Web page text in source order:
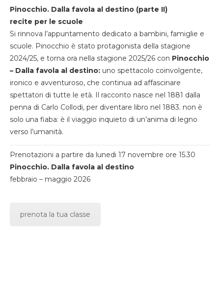
Pinocchio. Dalla favola al destino (parte II)
recite per le scuole
Si rinnova l’appuntamento dedicato a bambini, famiglie e
scuole. Pinocchio è stato protagonista della stagione
2024/25, e torna ora nella stagione 2025/26 con Pinocchio
– Dalla favola al destino: uno spettacolo coinvolgente,
ironico e avventuroso, che continua ad affascinare
spettatori di tutte le età. Il racconto nasce nel 1881 dalla
penna di Carlo Collodi, per diventare libro nel 1883. non è
solo una fiaba: è il viaggio inquieto di un’anima di legno
verso l’umanità.
Prenotazioni a partire da lunedi 17 novembre ore 15.30
Pinocchio. Dalla favola al destino
febbraio – maggio 2026
prenota la tua classe